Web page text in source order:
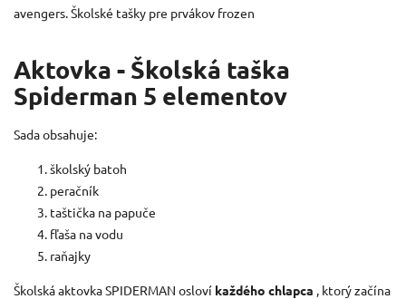
avengers. Školské tašky pre prvákov frozen
Aktovka - Školská taška
Spiderman 5 elementov
Sada obsahuje:
školský batoh
peračník
taštička na papuče
fľaša na vodu
raňajky
Školská aktovka SPIDERMAN osloví každého chlapca , ktorý začína